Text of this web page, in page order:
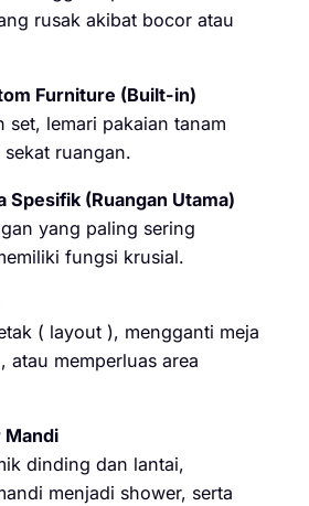
rusak akibat bocor atau
Furniture (Built-in)
set, lemari pakaian tanam
ruangan.
Spesifik (Ruangan Utama)
yang paling sering
fungsi krusial.
( layout ), mengganti meja
atau memperluas area
Mandi
dinding dan lantai,
menjadi shower, serta